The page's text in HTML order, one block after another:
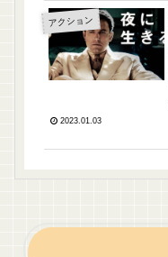
アクション
2023.01.03